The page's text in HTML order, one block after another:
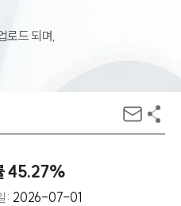
로드 되며,
45.27%
: 2026-07-01